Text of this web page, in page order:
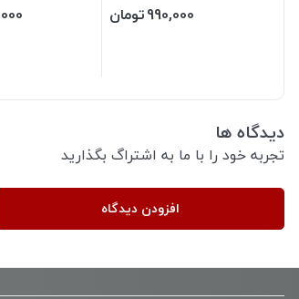
990,000تومان
دیدگاه ها
تجربه خود را با ما به اشتراگ بگذارید
افزودن دیدگاه